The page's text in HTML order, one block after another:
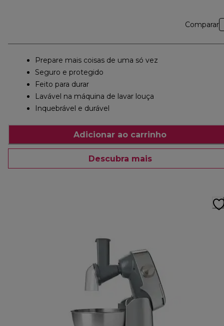
Comparar
Prepare mais coisas de uma só vez
Seguro e protegido
Feito para durar
Lavável na máquina de lavar louça
Inquebrável e durável
Adicionar ao carrinho
Descubra mais